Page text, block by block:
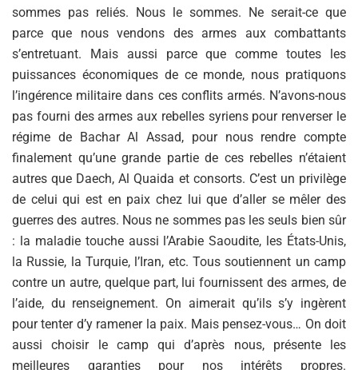
sommes pas reliés. Nous le sommes. Ne serait-ce que
parce que nous vendons des armes aux combattants
s’entretuant. Mais aussi parce que comme toutes les
puissances économiques de ce monde, nous pratiquons
l’ingérence militaire dans ces conflits armés. N’avons-nous
pas fourni des armes aux rebelles syriens pour renverser le
régime de Bachar Al Assad, pour nous rendre compte
finalement qu’une grande partie de ces rebelles n’étaient
autres que Daech, Al Quaida et consorts. C’est un privilège
de celui qui est en paix chez lui que d’aller se mêler des
guerres des autres. Nous ne sommes pas les seuls bien sûr
: la maladie touche aussi l’Arabie Saoudite, les États-Unis,
la Russie, la Turquie, l’Iran, etc. Tous soutiennent un camp
contre un autre, quelque part, lui fournissent des armes, de
l’aide, du renseignement. On aimerait qu’ils s’y ingèrent
pour tenter d’y ramener la paix. Mais pensez-vous… On doit
aussi choisir le camp qui d’après nous, présente les
meilleures garanties pour nos intérêts propres.